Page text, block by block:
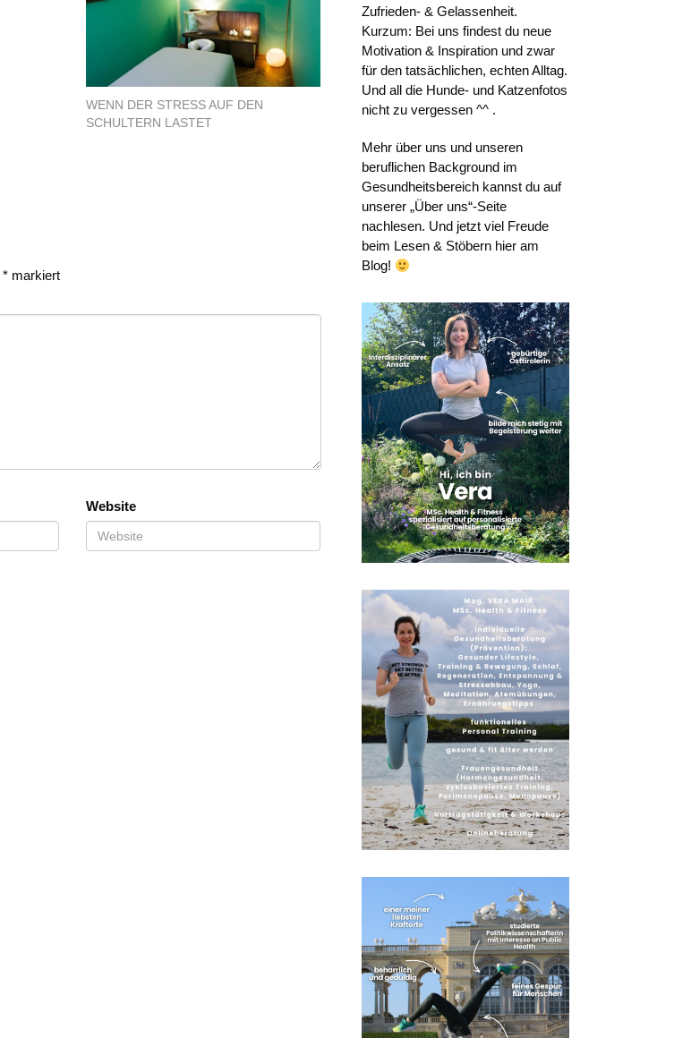
WENN DER STRESS AUF DEN
SCHULTERN LASTET
* markiert
Website
Zufrieden- & Gelassenheit.
Kurzum: Bei uns findest du neue
Motivation & Inspiration und zwar
für den tatsächlichen, echten Alltag.
Und all die Hunde- und Katzenfotos
nicht zu vergessen ^^ .
Mehr über uns und unseren
beruflichen Background im
Gesundheitsbereich kannst du auf
unserer „Über uns“-Seite
nachlesen. Und jetzt viel Freude
beim Lesen & Stöbern hier am
Blog!